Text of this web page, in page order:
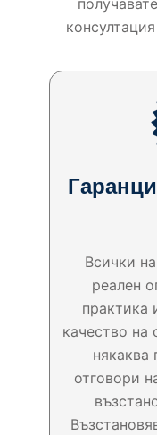
Всички
реален
практика
качество на
някаква
отговори